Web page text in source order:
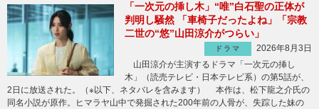
「一次元の挿し木」“唯”白石聖の正体が
判明し騒然 「車椅子だったよね」「宗教
二世の“悠”山田涼介がつらい」
ドラマ
2026年8月3日
山田涼介が主演するドラマ「一次元の挿し
木」（読売テレビ・日本テレビ系）の第5話が、
2日に放送された。（※以下、ネタバレを含みます） 本作は、松下龍之介氏の
同名小説が原作。ヒマラヤ山中で発掘された200年前の人骨が、失踪した妹の